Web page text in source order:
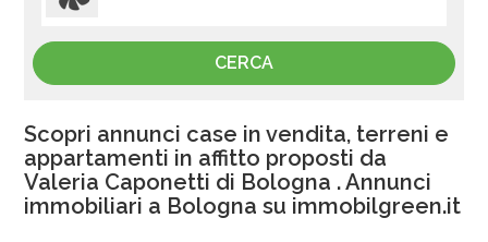
Scopri annunci case in vendita, terreni e
appartamenti in affitto proposti da
Valeria Caponetti di Bologna . Annunci
immobiliari a Bologna su immobilgreen.it